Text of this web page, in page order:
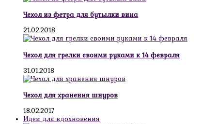
Чехол из фетра для бутылки вина
21.02.2018
Чехол для грелки своими руками к 14 февраля
31.01.2018
Чехол для хранения шнуров
18.02.2017
Идеи для вдохновения